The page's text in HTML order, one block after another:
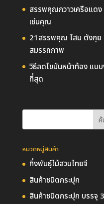
สรรพคุณกวาวเครือแด
เช่นคุณ
21สรรพคุณ โสม ตังกุย
สมรรถภาพ
วิธีลดไขมันหน้าท้อง แบ
ที่สุด
หมวดหมู่สินค้า
กิ่งพันธุ์ไม้สวนไทยจี
สินค้าชนิดกระปุก
สินค้าชนิดกระปุก บรรจุ